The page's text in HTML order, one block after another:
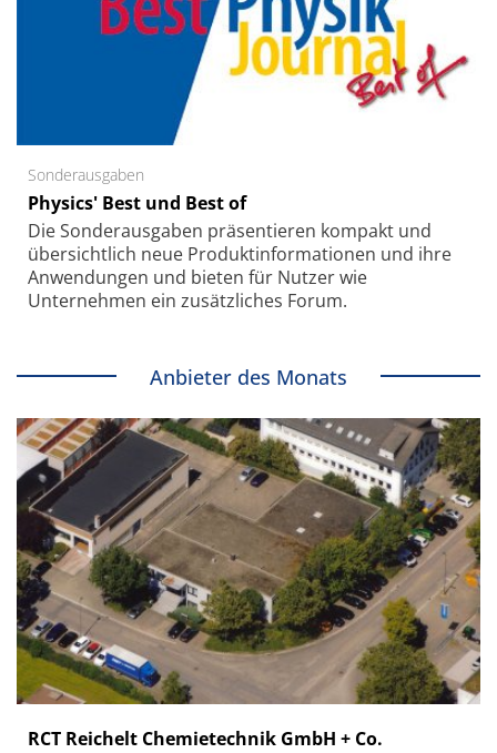
Sonderausgaben
Physics' Best und Best of
Die Sonder­ausgaben präsentieren kompakt und
übersichtlich neue Produkt­informationen und ihre
Anwendungen und bieten für Nutzer wie
Unternehmen ein zusätzliches Forum.
Anbieter des Monats
RCT Reichelt Chemietechnik GmbH + Co.